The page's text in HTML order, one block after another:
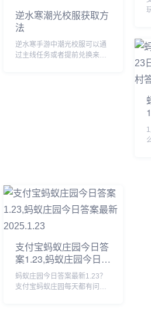
逆水寒潮光校服获取方
法
逆水寒手游中潮光校服可以通
过主线任务或者提前兑换来进
支付宝蚂蚁庄园今日答
案1.23,蚂蚁庄园今日答
案最新2025.1.23
蚂蚁庄园今日答案最新1.23？
支付宝蚂蚁庄园每天都有问答